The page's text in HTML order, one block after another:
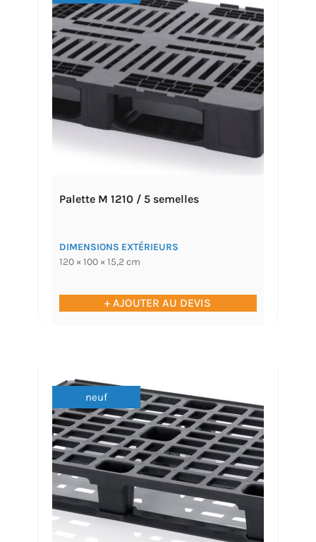
Palette M 1210 / 5 semelles
DIMENSIONS EXTÉRIEURS
120 × 100 × 15,2 cm
+ AJOUTER AU DEVIS
neuf